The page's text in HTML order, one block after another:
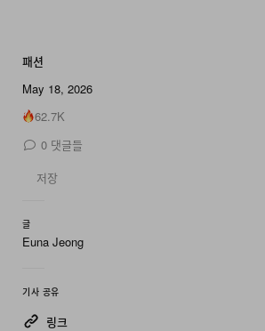
패션
May 18, 2026
62.7K
0 댓글들
저장
글
Euna Jeong
기사 공유
링크